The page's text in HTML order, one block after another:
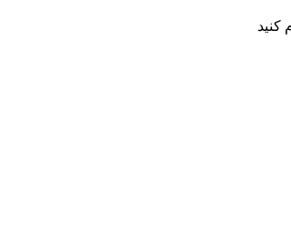
کنید